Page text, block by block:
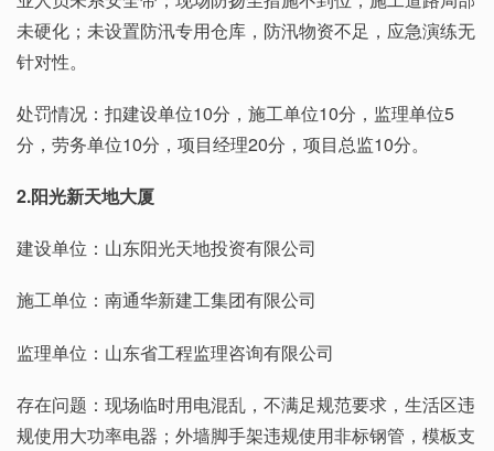
未硬化；未设置防汛专用仓库，防汛物资不足，应急演练无
针对性。
处罚情况：扣建设单位10分，施工单位10分，监理单位5
分，劳务单位10分，项目经理20分，项目总监10分。
2.阳光新天地大厦
建设单位：山东阳光天地投资有限公司
施工单位：南通华新建工集团有限公司
监理单位：山东省工程监理咨询有限公司
存在问题：现场临时用电混乱，不满足规范要求，生活区违
规使用大功率电器；外墙脚手架违规使用非标钢管，模板支